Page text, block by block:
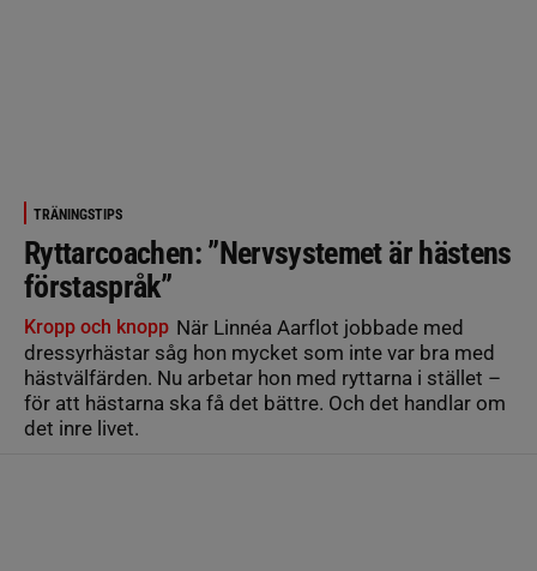
TRÄNINGSTIPS
Ryttarcoachen: ”Nervsystemet är hästens
förstaspråk”
Kropp och knopp När Linnéa Aarflot jobbade med
dressyrhästar såg hon mycket som inte var bra med
hästvälfärden. Nu arbetar hon med ryttarna i stället –
för att hästarna ska få det bättre. Och det handlar om
det inre livet.